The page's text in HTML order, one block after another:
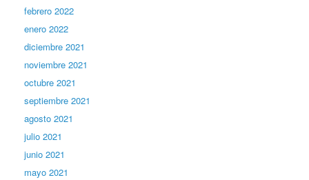
febrero 2022
enero 2022
diciembre 2021
noviembre 2021
octubre 2021
septiembre 2021
agosto 2021
julio 2021
junio 2021
mayo 2021